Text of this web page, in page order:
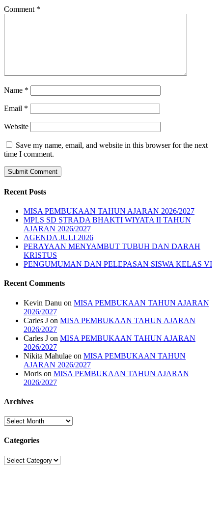
Comment *
Name *
Email *
Website
Save my name, email, and website in this browser for the next
time I comment.
Recent Posts
MISA PEMBUKAAN TAHUN AJARAN 2026/2027
MPLS SD STRADA BHAKTI WIYATA II TAHUN
AJARAN 2026/2027
AGENDA JULI 2026
PERAYAAN MENYAMBUT TUBUH DAN DARAH
KRISTUS
PENGUMUMAN DAN PELEPASAN SISWA KELAS VI
Recent Comments
Kevin Danu on MISA PEMBUKAAN TAHUN AJARAN
2026/2027
Carles J on MISA PEMBUKAAN TAHUN AJARAN
2026/2027
Carles J on MISA PEMBUKAAN TAHUN AJARAN
2026/2027
Nikita Mahulae on MISA PEMBUKAAN TAHUN
AJARAN 2026/2027
Moris on MISA PEMBUKAAN TAHUN AJARAN
2026/2027
Archives
Archives
Categories
Categories